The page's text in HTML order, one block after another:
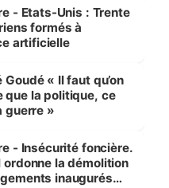
- Etats-Unis : Trente
formés à
artificielle
Goudé « Il faut qu’on
que la politique, ce
guerre »
- Insécurité foncière.
ordonne la démolition
inaugurés